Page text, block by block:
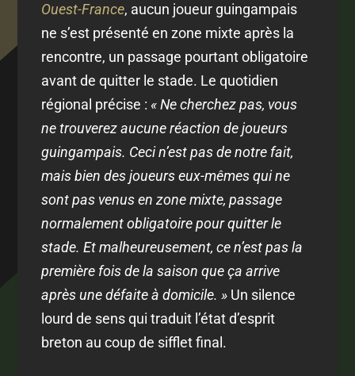
Ouest-France, aucun joueur guingampais
ne s’est présenté en zone mixte après la
rencontre, un passage pourtant obligatoire
avant de quitter le stade. Le quotidien
régional précise : « Ne cherchez pas, vous
ne trouverez aucune réaction de joueurs
guingampais. Ceci n’est pas de notre fait,
mais bien des joueurs eux-mêmes qui ne
sont pas venus en zone mixte, passage
normalement obligatoire pour quitter le
stade. Et malheureusement, ce n’est pas la
première fois de la saison que ça arrive
après une défaite à domicile. » Un silence
lourd de sens qui traduit l’état d’esprit
breton au coup de sifflet final.